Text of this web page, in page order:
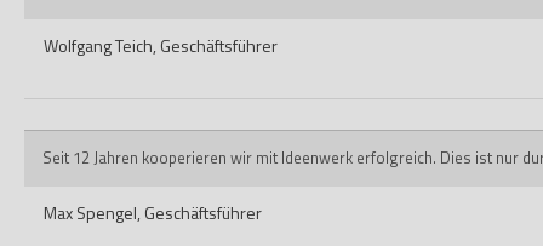
Wolfgang Teich, Geschäftsführer
Seit 12 Jahren kooperieren wir mit Ideenwerk erfolgreich. Dies ist nur
Max Spengel, Geschäftsführer